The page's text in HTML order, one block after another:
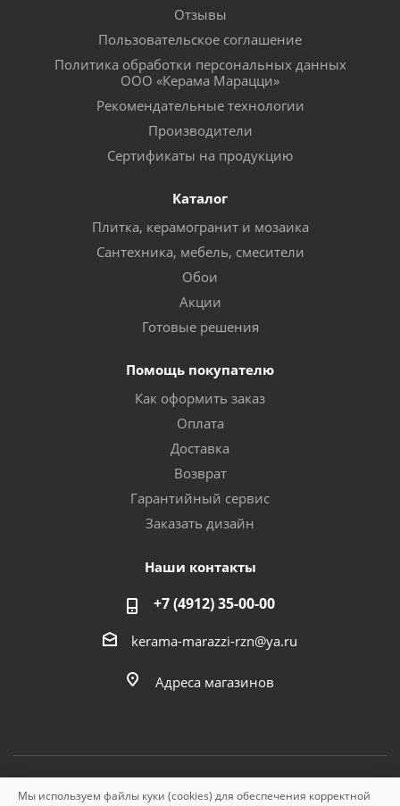
Отзывы
Пользовательское соглашение
Политика обработки персональных данных
ООО «Керама Марацци»
Рекомендательные технологии
Производители
Сертификаты на продукцию
Каталог
Плитка, керамогранит и мозаика
Сантехника, мебель, смесители
Обои
Акции
Готовые решения
Помощь покупателю
Как оформить заказ
Оплата
Доставка
Возврат
Гарантийный сервис
Заказать дизайн
Наши контакты
+7 (4912) 35-00-00
kerama-marazzi-rzn@ya.ru
Адреса магазинов
© «Керама Марацци», ОГРН 1145749000210, 2026
Мы используем файлы куки (cookies) для обеспечения корректной